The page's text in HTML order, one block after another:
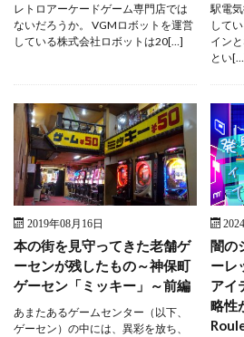
レトロアーケードゲーム専門店では
ないだろうか。 VGMロボットを運営
している株式会社ロボットは20[…]
駅電
して
イン
とい
2019年08月16日
本の街を見守ってきた老舗ゲ
ーセンが残したもの～神保町
ゲーセン「ミッキー」～前編
あまたあるゲームセンター（以下、
ゲーセン）の中には、異彩を放ち、
闇の
ーレ
アイ
略性